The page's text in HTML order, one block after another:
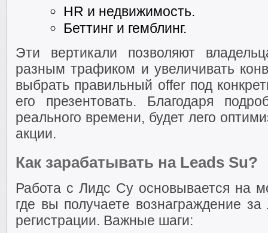
HR и недвижимость.
Беттинг и гемблинг.
Эти вертикали позволяют
разным трафиком и увеличивать
выбрать правильный offer под
его презентовать. Благодаря
реального времени, будет лего
акции.
Как зарабатывать на Leads Su?
Работа с Лидс Су основывается на
где вы получаете вознаграждение
регистрации. Важные шаги: